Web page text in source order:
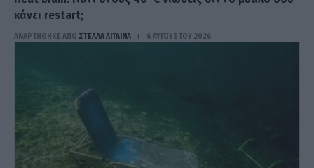
κάνει restart;
ΑΝΑΡΤΗΘΗΚΕ ΑΠΟ ΣΤΈΛΛΑ ΛΊΤΑΙΝΑ 6 ΑΥΓΟΎΣΤΟΥ 2026